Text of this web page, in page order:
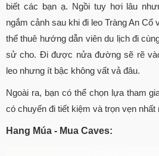
biết các bạn ạ. Ngồi tuy hơi lâu
ngắm cảnh sau khi đi leo Tràng An
thể thuê hướng dẫn viên du lịch đi
sử cho. Đi được nửa đường sẽ rẽ
leo nhưng ít bậc không vất vả đâu.
Ngoài ra, bạn có thể chọn lựa tham
có chuyến đi tiết kiệm và trọn vẹn nhất
Hang Múa - Mua Caves: